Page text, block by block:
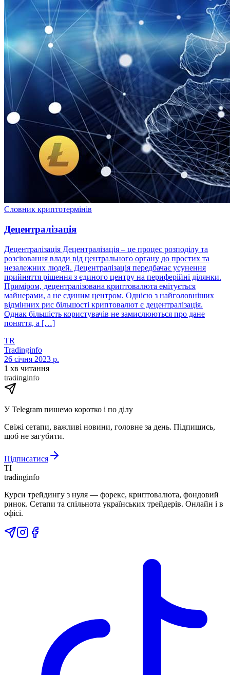
Словник криптотермінів
Децентралізація
Децентралізація Децентралізація – це процес розподілу та
розсіювання влади від центрального органу до простих та
незалежних людей. Децентралізація передбачає усунення
прийняття рішення з єдиного центру на периферійні ділянки.
Приміром, децентралізована криптовалюта емітується
майнерами, а не єдиним центром. Однією з найголовніших
відмінних рис більшості криптовалют є децентралізація.
Однак більшість користувачів не замислюються про дане
поняття, а […]
TR
Tradinginfo
26 січня 2023 р.
1 хв читання
tradinginfo
У Telegram пишемо коротко і по ділу
Свіжі сетапи, важливі новини, головне за день. Підпишись,
щоб не загубити.
Підписатися
TI
tradinginfo
Курси трейдингу з нуля — форекс, криптовалюта, фондовий
ринок. Сетапи та спільнота українських трейдерів. Онлайн і в
офісі.